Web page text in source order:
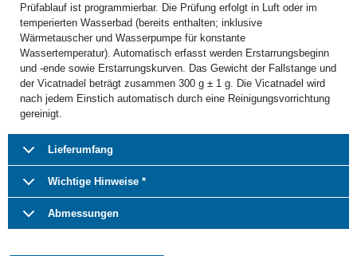
Prüfablauf ist programmierbar. Die Prüfung erfolgt in Luft oder im
temperierten Wasserbad (bereits enthalten; inklusive
Wärmetauscher und Wasserpumpe für konstante
Wassertemperatur). Automatisch erfasst werden Erstarrungsbeginn
und -ende sowie Erstarrungskurven. Das Gewicht der Fallstange und
der Vicatnadel beträgt zusammen 300 g ± 1 g. Die Vicatnadel wird
nach jedem Einstich automatisch durch eine Reinigungsvorrichtung
gereinigt.
Lieferumfang
Wichtige Hinweise *
Abmessungen